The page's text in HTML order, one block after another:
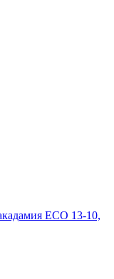
ECO 13-10,